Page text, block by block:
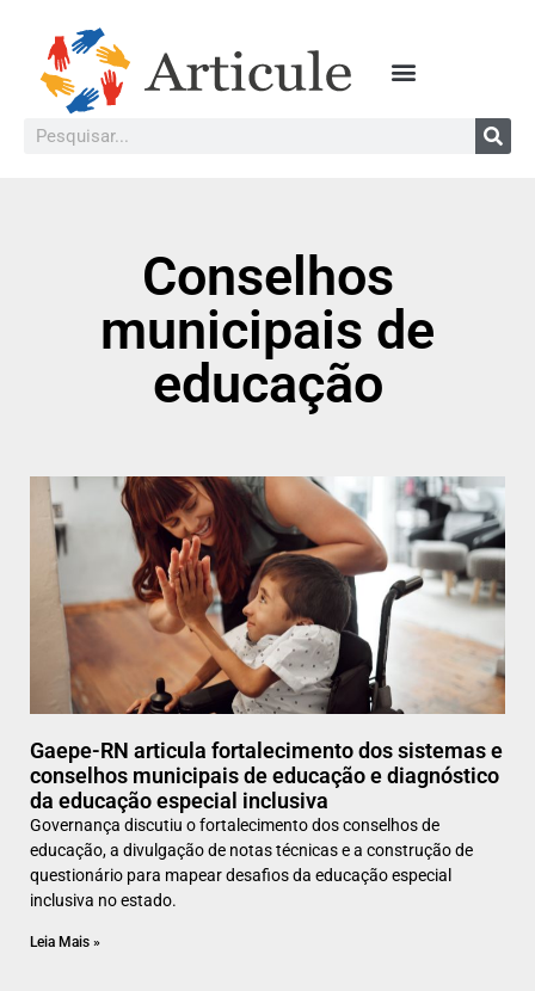
Conselhos
municipais de
educação
Gaepe-RN articula fortalecimento dos sistemas e
conselhos municipais de educação e diagnóstico
da educação especial inclusiva
Governança discutiu o fortalecimento dos conselhos de
educação, a divulgação de notas técnicas e a construção de
questionário para mapear desafios da educação especial
inclusiva no estado.
Leia Mais »